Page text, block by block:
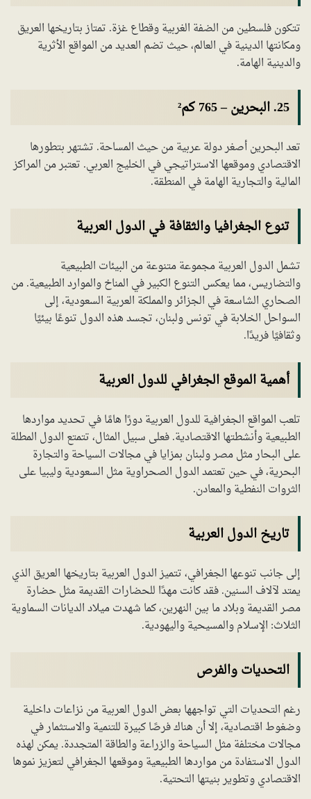
تتكون فلسطين من الضفة الغربية وقطاع غزة. تمتاز بتاريخها العريق
ومكانتها الدينية في العالم، حيث تضم العديد من المواقع الأثرية
والدينية الهامة.
25. البحرين – 765 كم²
تعد البحرين أصغر دولة عربية من حيث المساحة. تشتهر بتطورها
الاقتصادي وموقعها الاستراتيجي في الخليج العربي. تعتبر من المراكز
المالية والتجارية الهامة في المنطقة.
تنوع الجغرافيا والثقافة في الدول العربية
تشمل الدول العربية مجموعة متنوعة من البيئات الطبيعية
والتضاريس، مما يعكس التنوع الكبير في المناخ والموارد الطبيعية. من
الصحاري الشاسعة في الجزائر والمملكة العربية السعودية، إلى
السواحل الخلابة في تونس ولبنان، تجسد هذه الدول تنوعًا بيئيًا
وثقافيًا فريدًا.
أهمية الموقع الجغرافي للدول العربية
تلعب المواقع الجغرافية للدول العربية دورًا هامًا في تحديد مواردها
الطبيعية وأنشطتها الاقتصادية. فعلى سبيل المثال، تتمتع الدول المطلة
على البحار مثل مصر ولبنان بمزايا في مجالات السياحة والتجارة
البحرية، في حين تعتمد الدول الصحراوية مثل السعودية وليبيا على
الثروات النفطية والمعادن.
تاريخ الدول العربية
إلى جانب تنوعها الجغرافي، تتميز الدول العربية بتاريخها العريق الذي
يمتد لآلاف السنين. فقد كانت مهدًا للحضارات القديمة مثل حضارة
مصر القديمة وبلاد ما بين النهرين، كما شهدت ميلاد الديانات السماوية
الثلاث: الإسلام والمسيحية واليهودية.
التحديات والفرص
رغم التحديات التي تواجهها بعض الدول العربية من نزاعات داخلية
وضغوط اقتصادية، إلا أن هناك فرصًا كبيرة للتنمية والاستثمار في
مجالات مختلفة مثل السياحة والزراعة والطاقة المتجددة. يمكن لهذه
الدول الاستفادة من مواردها الطبيعية وموقعها الجغرافي لتعزيز نموها
الاقتصادي وتطوير بنيتها التحتية.